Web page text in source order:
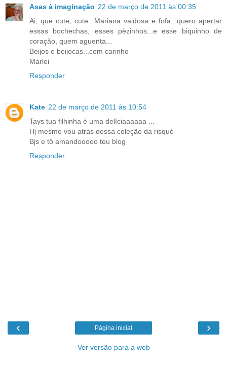
Asas à imaginação 22 de março de 2011 às 00:35
Ai, que cute, cute...Mariana vaidosa e fofa...quero apertar
essas bochechas, esses pèzinhos...e esse biquinho de
coração, quem aguenta...
Beijos e beijocas...com carinho
Marlei
Responder
Kate 22 de março de 2011 às 10:54
Tays tua filhinha é uma delíciaaaaaa ...
Hj mesmo vou atrás dessa coleção da risqué
Bjs e tô amandooooo teu blog
Responder
‹ ›
Página inicial
Ver versão para a web